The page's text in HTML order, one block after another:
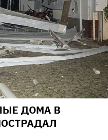
ДОМА В